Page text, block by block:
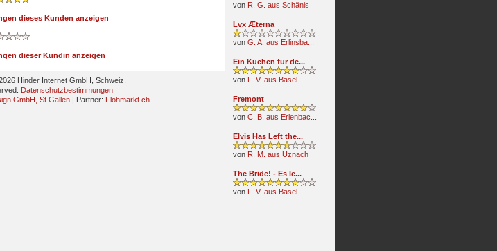
dieses Kunden anzeigen
dieser Kundin anzeigen
Hinder Internet GmbH, Schweiz.
Datenschutzbestimmungen
GmbH, St.Gallen| Partner: Flohmarkt.ch
von R. G. aus Schänis
Lvx Æterna
von G. A. aus Erlinsba...
Ein Kuchen für de...
von L. V. aus Basel
Fremont
von C. B. aus Erlenbac...
Elvis Has Left the...
von R. M. aus Uznach
The Bride! - Es le...
von L. V. aus Basel